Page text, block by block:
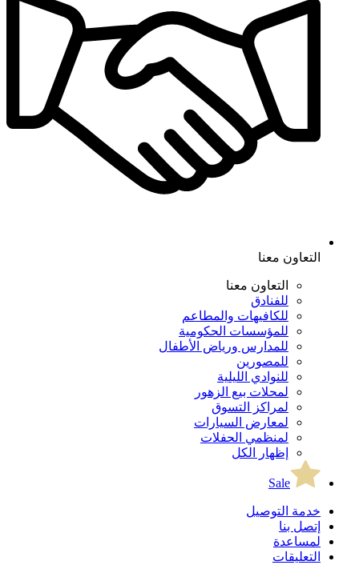
التعاون معنا
التعاون معنا
للفنادق
للكافيهات والمطاعم
للمؤسسات الحكومية
للمدارس ورياض الأطفال
للمصورين
للنوادي الليلية
لمحلات بيع الزهور
لمراكز التسوق
لمعارض السيارات
لمنظمي الحفلات
إظهار الكل
Sale
خدمة التوصيل
إتصل بنا
لمساعدة
التعليقات